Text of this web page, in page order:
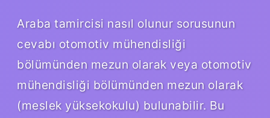
Araba tamircisi nasıl olunur sorusunun
cevabı otomotiv mühendisliği
bölümünden mezun olarak veya otomotiv
mühendisliği bölümünden mezun olarak
(meslek yüksekokulu) bulunabilir. Bu